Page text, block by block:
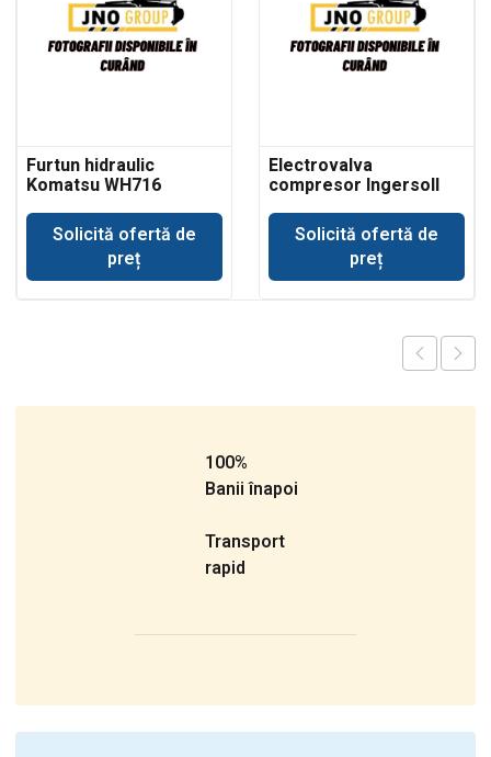
Furtun hidraulic
Komatsu WH716
Solicită ofertă de
preț
Electrovalva
compresor Ingersoll
Solicită ofertă de
preț
100%
Banii înapoi
Transport
rapid